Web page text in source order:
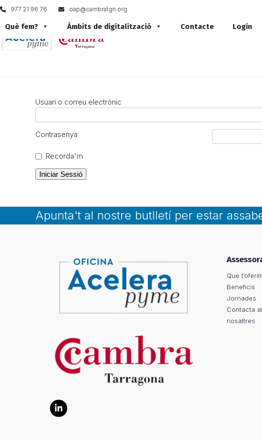
Skip
to
content
977 21 96 76 oap@cambratgn.org
Què fem? Àmbits de digitalització Contacte Login
Usuari o correu electrònic
Contrasenya
Recorda'm
Apunta't al nostre butlletí per estar
LinkedIn
Que
Beneficis
Jornades
Contacta
nosaltres